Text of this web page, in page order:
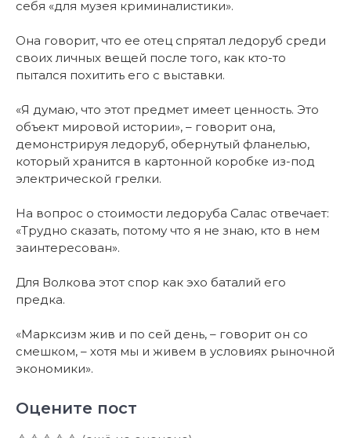
себя «для музея криминалистики».
Она говорит, что ее отец спрятал ледоруб среди
своих личных вещей после того, как кто-то
пытался похитить его с выставки.
«Я думаю, что этот предмет имеет ценность. Это
объект мировой истории», – говорит она,
демонстрируя ледоруб, обернутый фланелью,
который хранится в картонной коробке из-под
электрической грелки.
На вопрос о стоимости ледоруба Салас отвечает:
«Трудно сказать, потому что я не знаю, кто в нем
заинтересован».
Для Волкова этот спор как эхо баталий его
предка.
«Марксизм жив и по сей день, – говорит он со
смешком, – хотя мы и живем в условиях рыночной
экономики».
Оцените пост